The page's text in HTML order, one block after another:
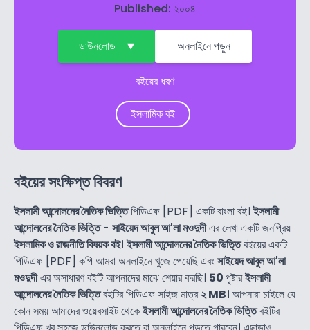
Published: ২০০৪
ডাউনলোড অনলাইনে পড়ুন
বইয়ের ধরণ
ইসলামিক বই
বইয়ের সংক্ষিপ্ত বিবরণ
ইসলামী আন্দোলনের নৈতিক ভিত্তিপিডিএফ [PDF] একটি বাংলা বই। ইসলামী
আন্দোলনের নৈতিক ভিত্তি- সাইয়েদ আবুল আ'লা মওদুদীএর লেখা একটি জনপ্রিয়
ইসলামিক ও রাজনীতি বিষয়ক বই। ইসলামী আন্দোলনের নৈতিক ভিত্তিবইয়ের একটি
পিডিএফ [PDF] কপি আমরা অনলাইনে খুজে পেয়েছি এবংসাইয়েদ আবুল আ'লা
মওদুদীএর অসাধারণ বইটি আপনাদের মাঝে শেয়ার করছি। 50পৃষ্টারইসলামী
আন্দোলনের নৈতিক ভিত্তিবইটির পিডিএফ সাইজ মাত্র২ MB। আপনারা চাইলে যে
কোন সময় আমাদের ওয়েবসাইট থেকেইসলামী আন্দোলনের নৈতিক ভিত্তিবইটির